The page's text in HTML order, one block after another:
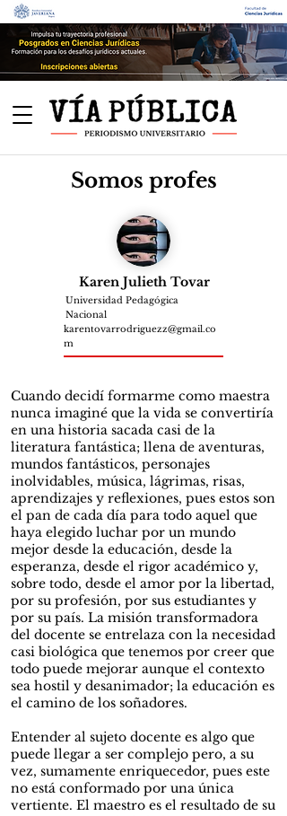
Somos profes
Karen Julieth Tovar
Universidad Pedagógica
Nacional
karentovarrodriguezz@gmail.co
m
Cuando decidí formarme como maestra
nunca imaginé que la vida se convertiría
en una historia sacada casi de la
literatura fantástica; llena de aventuras,
mundos fantásticos, personajes
inolvidables, música, lágrimas, risas,
aprendizajes y reflexiones, pues estos son
el pan de cada día para todo aquel que
haya elegido luchar por un mundo
mejor desde la educación, desde la
esperanza, desde el rigor académico y,
sobre todo, desde el amor por la libertad,
por su profesión, por sus estudiantes y
por su país. La misión transformadora
del docente se entrelaza con la necesidad
casi biológica que tenemos por creer que
todo puede mejorar aunque el contexto
sea hostil y desanimador; la educación es
el camino de los soñadores.
Entender al sujeto docente es algo que
puede llegar a ser complejo pero, a su
vez, sumamente enriquecedor, pues este
no está conformado por una única
vertiente. El maestro es el resultado de su